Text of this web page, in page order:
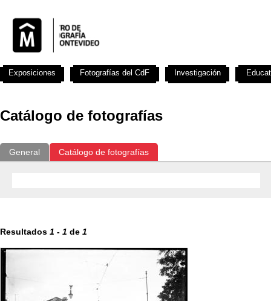
Catálogo de fotografías
General Catálogo de fotografías
Resultados 1 - 1 de 1
Exposiciones Fotografías del CdF Investigación